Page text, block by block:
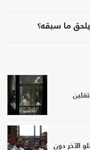
ما سبقه؟
الآخر دون